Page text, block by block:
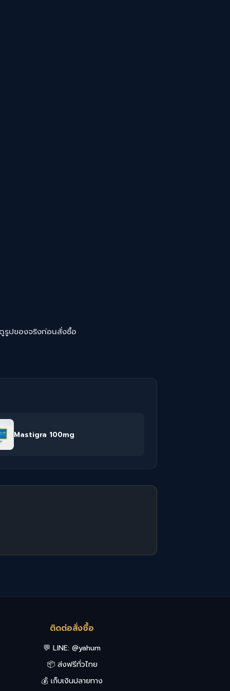
รูปของจริงก่อนสั่งซื้อ
Mastigra 100mg
ติดต่อสั่งซื้อ
💬 LINE: @yahum
📦 ส่งฟรีทั่วไทย
💰 เก็บเงินปลายทาง